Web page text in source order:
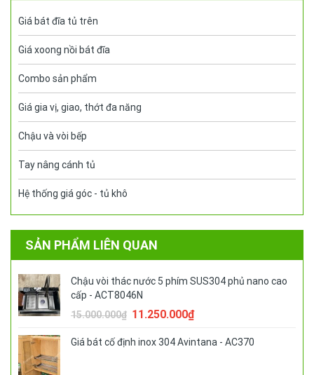
Giá bát đĩa tủ trên
Giá xoong nồi bát đĩa
Combo sản phẩm
Giá gia vị, giao, thớt đa năng
Chậu và vòi bếp
Tay nâng cánh tủ
Hệ thống giá góc - tủ khô
SẢN PHẨM LIÊN QUAN
Chậu vòi thác nước 5 phím SUS304 phủ nano cao
cấp - ACT8046N
15.000.000₫ Giá
là:
15.000.000₫.
11.250.000₫Giá
hiện
tại
là:
Giá bát cố định inox 304 Avintana - AC370